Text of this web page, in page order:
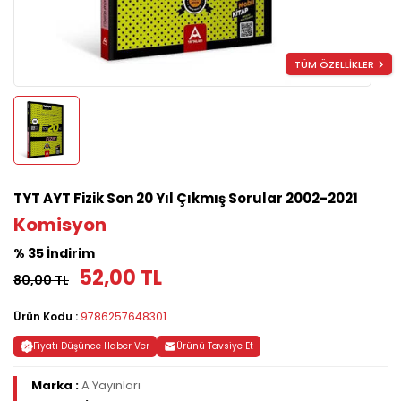
TÜM ÖZELLİKLER
TYT AYT Fizik Son 20 Yıl Çıkmış Sorular 2002-2021
Komisyon
% 35 İndirim
80,00 TL
52,00 TL
Ürün Kodu : 9786257648301
Fiyatı Düşünce Haber Ver Ürünü Tavsiye Et
Marka :A Yayınları